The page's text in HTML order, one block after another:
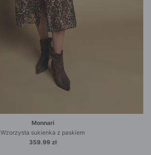
Monnari
Wzorzysta sukienka z paskiem
359.99 zł